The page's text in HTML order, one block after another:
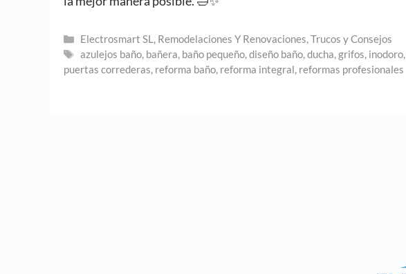
Categorías
Electrosmart SL, Remodelaciones Y Renovaciones,Trucos y Consejos
Etiquetas
azulejos baño, bañera, baño pequeño,diseño baño,ducha, grifos, inodoro,
puertas correderas, reforma baño, reforma integral, reformas profesionales